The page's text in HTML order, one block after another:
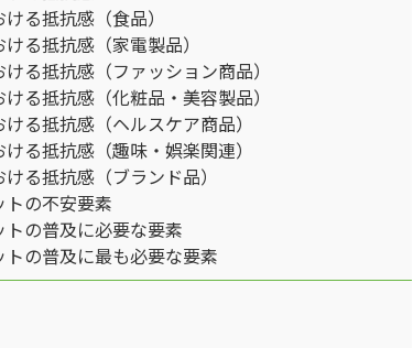
る抵抗感（食品）
る抵抗感（家電製品）
る抵抗感（ファッション商品）
る抵抗感（化粧品・美容製品）
る抵抗感（ヘルスケア商品）
る抵抗感（趣味・娯楽関連）
る抵抗感（ブランド品）
トの不安要素
トの普及に必要な要素
トの普及に最も必要な要素